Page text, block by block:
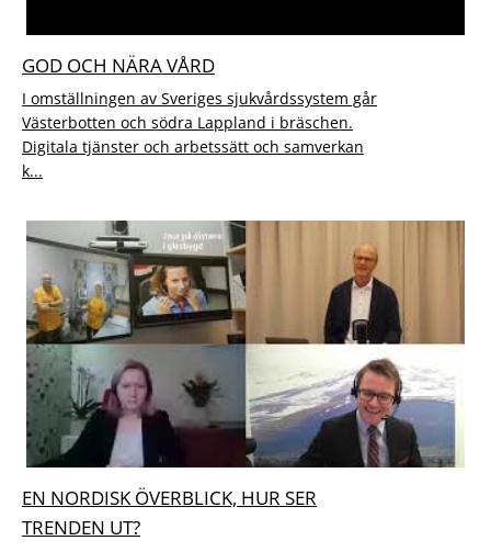
GOD OCH NÄRA VÅRD
I omställningen av Sveriges sjukvårdssystem går
Västerbotten och södra Lappland i bräschen.
Digitala tjänster och arbetssätt och samverkan
k...
EN NORDISK ÖVERBLICK, HUR SER
TRENDEN UT?